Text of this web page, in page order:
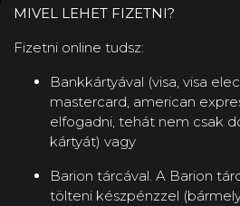
MIVEL LEHET FIZETNI?
Fizetni online tudsz:
Bankkártyával (visa, visa
mastercard, american
elfogadni, tehát nem csak
kártyát) vagy
Barion tárcával. A Barion
tölteni készpénzzel